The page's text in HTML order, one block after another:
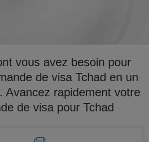
vous avez besoin pour
de visa Tchad en un
Avancez rapidement votre
de visa pour Tchad